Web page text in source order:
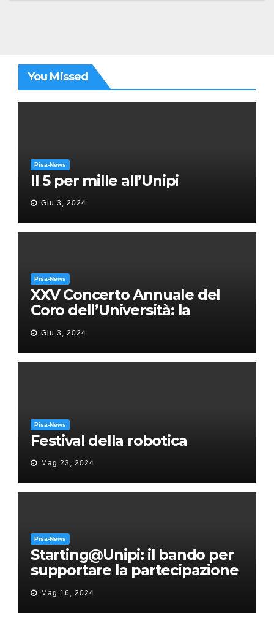
You Missed
Pisa-News
Il 5 per mille all’Unipi
Giu 3, 2024
Pisa-News
XXV Concerto Annuale del
Coro dell’Università: la
“Messa in gloria” di Giacomo
Puccini
Giu 3, 2024
Pisa-News
Festival della robotica
Mag 23, 2024
Pisa-News
Starting@Unipi: il bando per
supportare la partecipazione
all’ERC Starting Grant
Mag 16, 2024